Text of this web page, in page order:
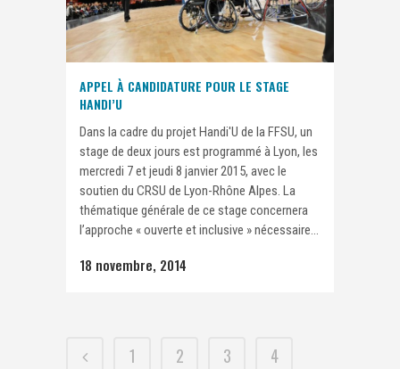
APPEL À CANDIDATURE POUR LE STAGE
HANDI’U
Dans la cadre du projet Handi'U de la FFSU, un
stage de deux jours est programmé à Lyon, les
mercredi 7 et jeudi 8 janvier 2015, avec le
soutien du CRSU de Lyon-Rhône Alpes. La
thématique générale de ce stage concernera
l’approche « ouverte et inclusive » nécessaire...
18 novembre, 2014
1 2 3
4